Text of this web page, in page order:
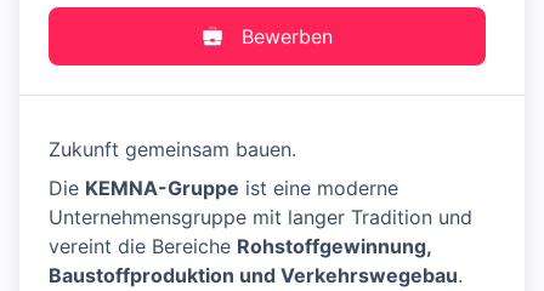
Bewerben
Zukunft gemeinsam bauen.
Die KEMNA-Gruppe ist eine moderne
Unternehmensgruppe mit langer Tradition und
vereint die Bereiche Rohstoffgewinnung,
Baustoffproduktion und Verkehrswegebau.